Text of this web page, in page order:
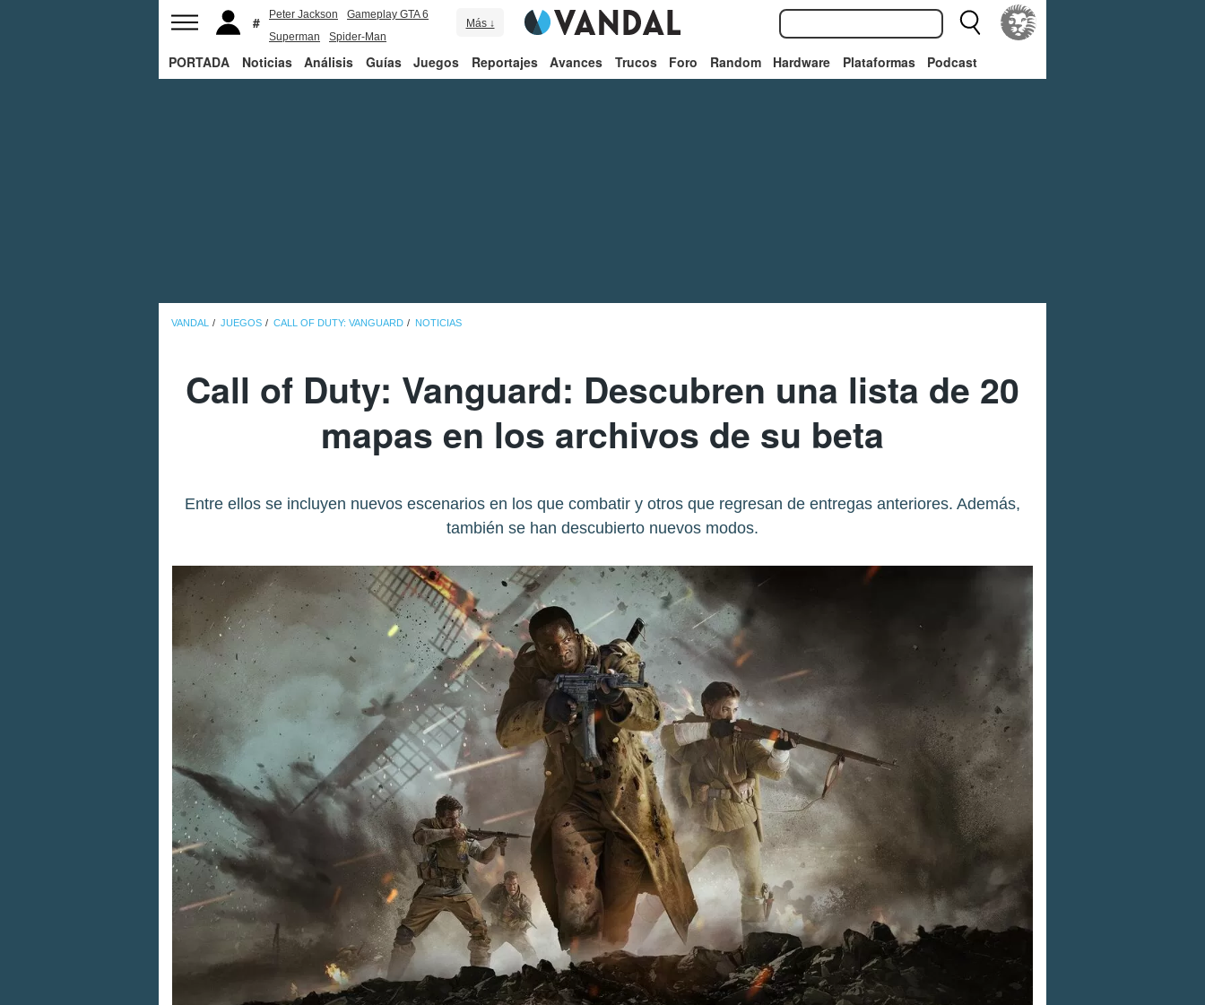
Peter Jackson
Gameplay GTA 6
Superman
Spider-Man
Más ↓
PORTADA Noticias Análisis Guías Juegos Reportajes Avances Trucos Foro Random Hardware Plataformas Podcast
VANDAL JUEGOS CALL OF DUTY: VANGUARD NOTICIAS
Call of Duty: Vanguard: Descubren una lista de 20
mapas en los archivos de su beta
Entre ellos se incluyen nuevos escenarios en los que combatir y otros que regresan de entregas anteriores. Además,
también se han descubierto nuevos modos.